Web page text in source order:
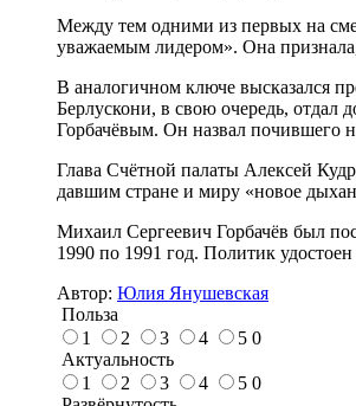
Между тем одними из первых на
уважаемым лидером». Она
В аналогичном ключе высказался
Берлускони, в свою очередь, отдал
Горбачёвым. Он назвал почившего
Глава Счётной палаты Алексей
давшим стране и миру «новое
Михаил Сергеевич Горбачёв был
1990 по 1991 год. Политик
Автор: Юлия Янушевская
Польза
1
2 3 4 5 0
Актуальность
1
2 3 4 5 0